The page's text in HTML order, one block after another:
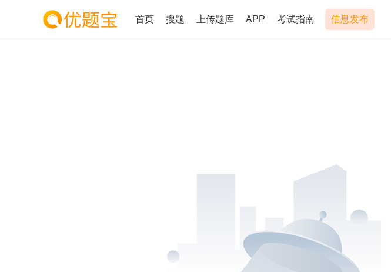
首页 搜题 上传题库 APP 考试指南 信息发布